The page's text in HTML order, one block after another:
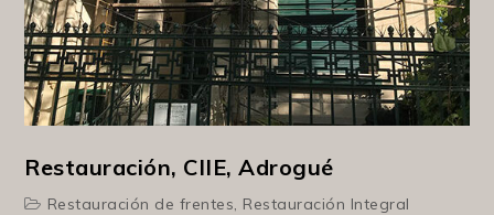
Restauración, CIIE, Adrogué
Restauración de frentes, Restauración Integral